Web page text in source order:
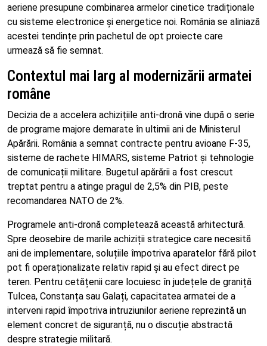
aeriene presupune combinarea armelor cinetice tradiționale
cu sisteme electronice și energetice noi. România se aliniază
acestei tendințe prin pachetul de opt proiecte care
urmează să fie semnat.
Contextul mai larg al modernizării armatei
române
Decizia de a accelera achizițiile anti-dronă vine după o serie
de programe majore demarate în ultimii ani de Ministerul
Apărării. România a semnat contracte pentru avioane F-35,
sisteme de rachete HIMARS, sisteme Patriot și tehnologie
de comunicații militare. Bugetul apărării a fost crescut
treptat pentru a atinge pragul de 2,5% din PIB, peste
recomandarea NATO de 2%.
Programele anti-dronă completează această arhitectură.
Spre deosebire de marile achiziții strategice care necesită
ani de implementare, soluțiile împotriva aparatelor fără pilot
pot fi operaționalizate relativ rapid și au efect direct pe
teren. Pentru cetățenii care locuiesc în județele de graniță
Tulcea, Constanța sau Galați, capacitatea armatei de a
interveni rapid împotriva intruziunilor aeriene reprezintă un
element concret de siguranță, nu o discuție abstractă
despre strategie militară.